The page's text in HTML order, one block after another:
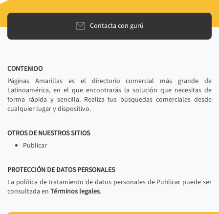
Contacta con gurú
CONTENIDO
Páginas Amarillas es el directorio comercial más grande de
Latinoamérica, en el que encontrarás la solución que necesitas de
forma rápida y sencilla. Realiza tus búsquedas comerciales desde
cualquier lugar y dispositivo.
OTROS DE NUESTROS SITIOS
Publicar
PROTECCIÓN DE DATOS PERSONALES
La política de tratamiento de datos personales de Publicar puede ser
consultada en Términos legales.